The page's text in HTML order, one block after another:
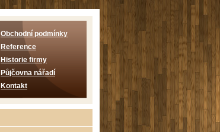
Obchodní podmínky
Reference
Historie firmy
Půjčovna nářadí
Kontakt